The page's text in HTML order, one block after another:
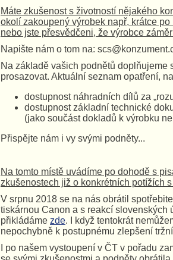
Máte zkušenost s životností nějakého
okolí zakoupený výrobek např, krátce
nebo jste přesvědčeni, že výrobce
Napište nám o tom na:
Na základě vašich podnětů doplňujeme
prosazovat. Aktuální seznam opatření,
dostupnost náhradních dílů za
dostupnost základní technické
(jako součást dokladů k výrobku
Přispějte nám i vy svými podněty...
Na tomto místě uvádíme po dohodě s
zkušenostech již o konkrétních potížích
V srpnu 2018 se na nás obrátil
tiskárnou Canon a s reakcí
přikládáme zde. I když tentokrát
nepochybně k postupnému zlepšení
I po našem vystoupení v ČT v pořadu